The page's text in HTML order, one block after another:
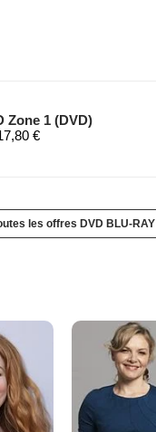
Zone 1 (DVD)
€
les offres DVD BLU-RAY